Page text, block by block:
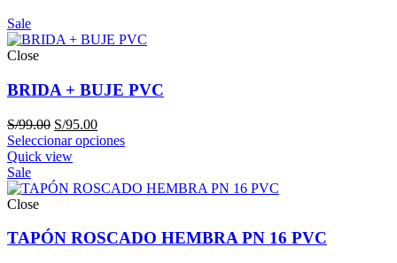
Sale
Close
BRIDA + BUJE PVC
S/99.00 El
precio
original
S/99.00.
S/95.00El
precio
S/95.00.
Seleccionar opciones
Quick view
Sale
Close
TAPÓN ROSCADO HEMBRA PN 16 PVC